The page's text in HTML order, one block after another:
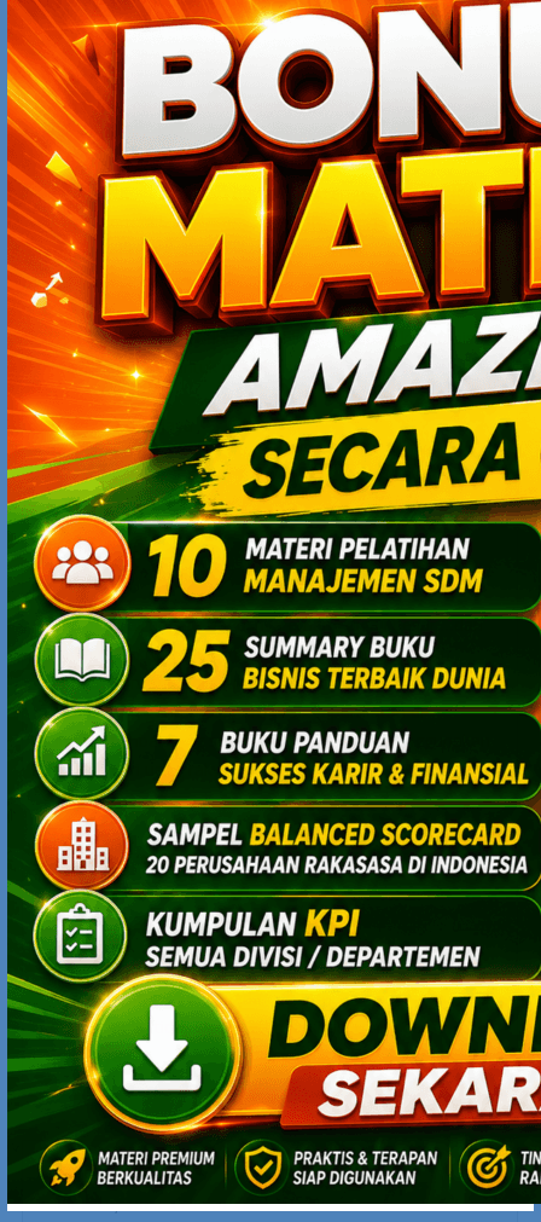
MARCH 24, 2008 AT 11:20 AM
Mas Yodhia
Kami di Departemen Keuangan dan khususnya ditempat
saya direktorat Jenderal Pajak sudah menerapkan
numerasi baru, take home pay terendah sama seperti
pemetik buah sawit. So bagaimana tanggapan mas (dan
teman-teman lain tentunya) tentang kinerja kami Dirjen
Pajak. Terimakasih apabila tanggapan tersebut masuk ke
e-mail saya di:samon.jaya@pajak.go.id
Terimakasih Mas Yodhia atas blog ini, kapan-kapan bisa
ya saya undang untuk memberi pelatihan or workshop
Salam Samon Jaya
OGELITO
APRIL 11, 2008 AT 12:27 PM
kalo pejabat negara bagusnya emang digaji besar …dan
ketika melakukan penyimpangan untuk kepentingan
pribadi …langsung dilakukan judgement…tembak mati
atau hukum gantung seperti di singapura atau di
cina….itu imbalan yg sesuai utk mereka yg menggunakan
fasilitas dari uang rakyat …..
HENSKTER
APRIL 28, 2008 AT 9:55 AM
Semoga para pemimpin2 perusahaan membaca artikel
ini dan menrapkannya pada unit bisnisnya sehingga para
karyawannya tidak kerja setengah hati. tahnk atas
artikelnya
DOBING
APRIL 29, 2008 AT 8:50 AM